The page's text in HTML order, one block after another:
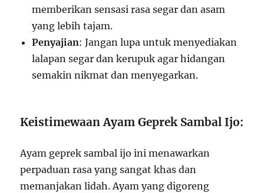
memberikan sensasi rasa segar dan asam
yang lebih tajam.
Penyajian: Jangan lupa untuk menyediakan
lalapan segar dan kerupuk agar hidangan
semakin nikmat dan menyegarkan.
Keistimewaan Ayam Geprek Sambal Ijo:
Ayam geprek sambal ijo ini menawarkan
perpaduan rasa yang sangat khas dan
memanjakan lidah. Ayam yang digoreng